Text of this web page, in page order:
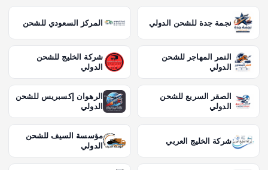
نجمة جدة للشحن الدولي المركز السعودي للشحن
النمر المهاجر للشحن
الدولي
شركة الخليج للشحن
الدولي
الصقر السريع للشحن
الدولي
الرهوان إكسبريس للشحن
الدولي
شركة الخليج العربي
مؤسسة السيف للشحن
الدولي